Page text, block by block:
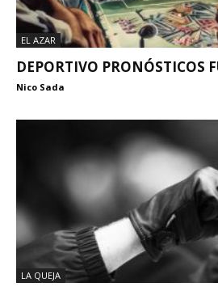
EL AZAR
DEPORTIVO PRONÓSTICOS
Nico Sada
LA QUEJA